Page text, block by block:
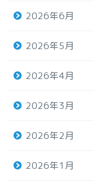
2026年6月
2026年5月
2026年4月
2026年3月
2026年2月
2026年1月